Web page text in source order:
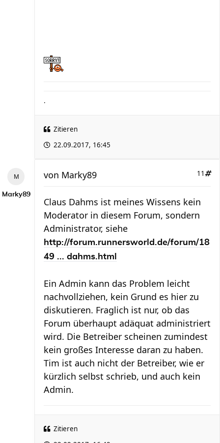
.
Zitieren
22.09.2017, 16:45
Marky89
11
von Marky89
Claus Dahms ist meines Wissens kein
Moderator in diesem Forum, sondern
Administrator, siehe
http://forum.runnersworld.de/forum/18
49 ... dahms.html
Ein Admin kann das Problem leicht
nachvollziehen, kein Grund es hier zu
diskutieren. Fraglich ist nur, ob das
Forum überhaupt adäquat administriert
wird. Die Betreiber scheinen zumindest
kein großes Interesse daran zu haben.
Tim ist auch nicht der Betreiber, wie er
kürzlich selbst schrieb, und auch kein
Admin.
Zitieren